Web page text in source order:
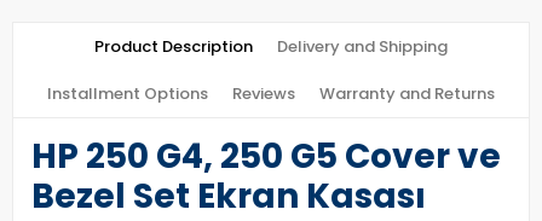
Product Description Delivery and Shipping
Installment Options Reviews Warranty and Returns
HP 250 G4, 250 G5 Cover ve
Bezel Set Ekran Kasası